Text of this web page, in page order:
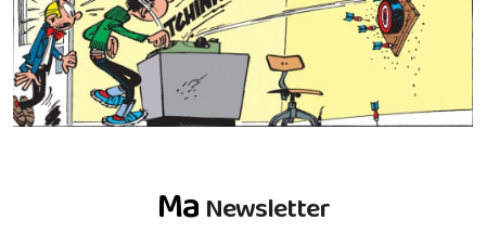
Ma Newsletter